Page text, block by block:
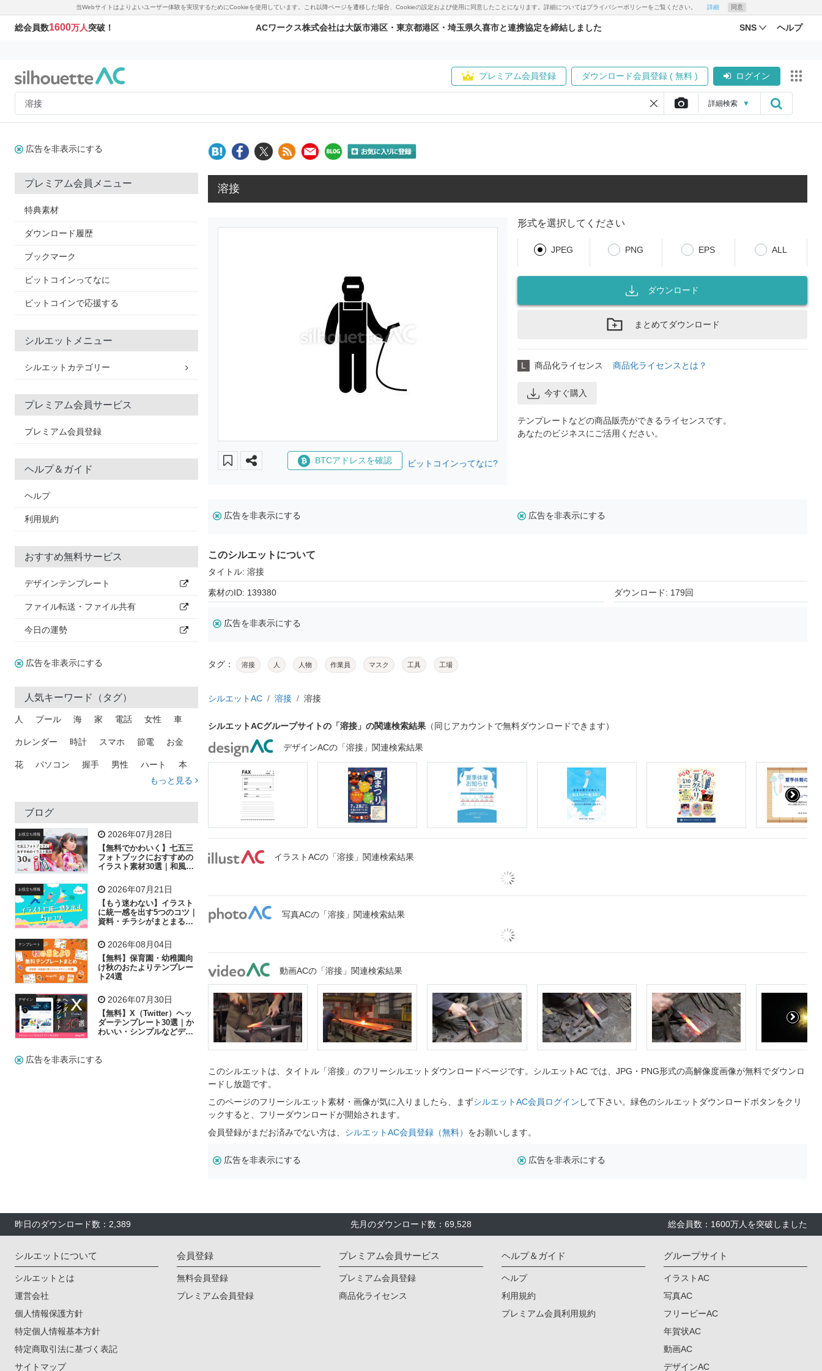
当Webサイトはよりよいユーザー体験を実現するためにCookieを使用しています。これ以降ページを遷移した場合、Cookieの設定および使用に同意したことになります。詳細についてはプライバシーポリシーをご覧ください。 詳細 同意
総会員数1600万人突破！ ACワークス株式会社は大阪市港区・東京都港区・埼玉県久喜市と連携協定を締結しました SNS ヘルプ
プレミアム会員登録 ダウンロード会員登録 ( 無料 ) ログイン
詳細検索 ▼
広告を非表示にする
プレミアム会員メニュー
特典素材
ダウンロード履歴
ブックマーク
ビットコインってなに
ビットコインで応援する
シルエットメニュー
シルエットカテゴリー
プレミアム会員サービス
プレミアム会員登録
ヘルプ＆ガイド
ヘルプ
利用規約
おすすめ無料サービス
デザインテンプレート
ファイル転送・ファイル共有
今日の運勢
広告を非表示にする
人気キーワード（タグ）
人 プール 海 家 電話 女性 車
カレンダー 時計 スマホ 節電 お金
花 パソコン 握手 男性 ハート 本
トラック 木
吹き出し
飛行機 グラフ ビル 魚 家族 書類
歩く 工場 会社 太陽 キラキラ
子供 作業員 相談 ピクトグラム
もっと見る
ブログ
お役立ち情報 2026年07月28日
【無料でかわいく】七五三
フォトブックにおすすめの
イラスト素材30選｜和風の
お役立ち情報 2026年07月21日
【もう迷わない】イラスト
に統一感を出す5つのコツ｜
資料・チラシがまとまるフ
テンプレート 2026年08月04日
【無料】保育園・幼稚園向
け秋のおたよりテンプレー
ト24選
デザイン 2026年07月30日
【無料】X（Twitter）ヘッ
ダーテンプレート30選｜か
わいい・シンプルなどデザ
広告を非表示にする
溶接
BTCアドレスを確認 ビットコインってなに?
形式を選択してください
JPEG PNG EPS ALL
ダウンロード
まとめてダウンロード
L 商品化ライセンス 商品化ライセンスとは？
今すぐ購入
テンプレートなどの商品販売ができるライセンスです。
あなたのビジネスにご活用ください。
広告を非表示にする 広告を非表示にする
このシルエットについて
タイトル: 溶接
素材のID: 139380 ダウンロード: 179回
広告を非表示にする
タグ： 溶接 人 人物 作業員 マスク 工具 工場
シルエットAC 溶接 溶接
シルエットACグループサイトの「溶接」の関連検索結果 （同じアカウントで無料ダウンロードできます）
デザインACの「溶接」関連検索結果
イラストACの「溶接」関連検索結果
写真ACの「溶接」関連検索結果
動画ACの「溶接」関連検索結果
このシルエットは、タイトル「溶接」のフリーシルエットダウンロードページです。シルエットAC では、JPG・PNG形式の高解像度画像が無料でダウンロ
ードし放題です。
このページのフリーシルエット素材・画像が気に入りましたら、まずシルエットAC会員ログイン して下さい。緑色のシルエットダウンロードボタンをクリ
ックすると、フリーダウンロードが開始されます。
会員登録がまだお済みでない方は、 シルエットAC会員登録（無料） をお願いします。
広告を非表示にする 広告を非表示にする
昨日のダウンロード数：2,389 先月のダウンロード数：69,528 総会員数：1600万人を突破しました
シルエットについて
シルエットとは
運営会社
個人情報保護方針
特定個人情報基本方針
特定商取引法に基づく表記
サイトマップ
会員登録
無料会員登録
プレミアム会員登録
プレミアム会員サービス
プレミアム会員登録
商品化ライセンス
ヘルプ＆ガイド
ヘルプ
利用規約
プレミアム会員利用規約
グループサイト
イラストAC
写真AC
フリービーAC
年賀状AC
動画AC
デザインAC